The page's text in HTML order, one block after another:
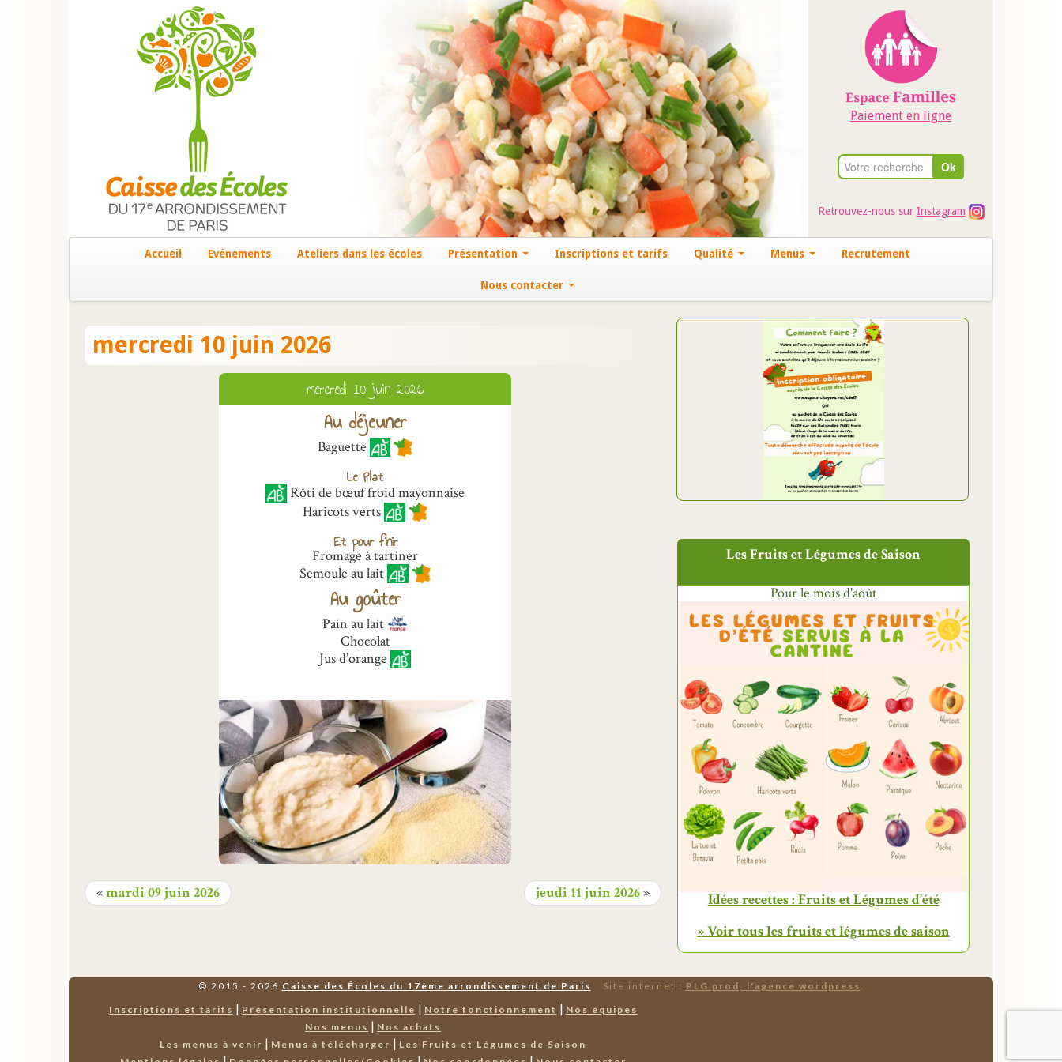
Paiement en ligne
Retrouvez-nous sur Instagram
Accueil Evénements Ateliers dans les écoles Présentation Inscriptions et tarifs Qualité Menus Recrutement
Nous contacter
mercredi 10 juin 2026
mercredi 10 juin 2026
Au déjeuner
Baguette
Le Plat
Rôti de bœuf froid mayonnaise
Haricots verts
Et pour finir
Fromage à tartiner
Semoule au lait
Au goûter
Pain au lait
Chocolat
Jus d’orange
«mardi 09 juin 2026 jeudi 11 juin 2026»
Les Fruits et Légumes de Saison
Pour le mois d'août
Idées recettes : Fruits et Légumes d’été
» Voir tous les fruits et légumes de saison
© 2015 - 2026 Caisse des Écoles du 17ème arrondissement de Paris Site internet : PLG prod, l'agence wordpress.
Inscriptions et tarifs | Présentation institutionnelle | Notre fonctionnement | Nos équipes
Nos menus | Nos achats
Les menus à venir | Menus à télécharger | Les Fruits et Légumes de Saison